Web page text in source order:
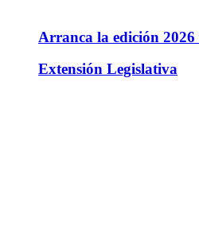
Arranca la edición
Extensión Legislativa